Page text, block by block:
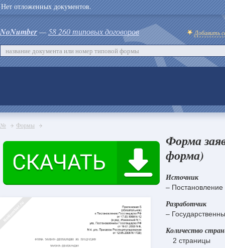
Нет отложенных документов.
NoNumber—58 260 типовых договоров Добавить
№ Формы
Форма
форма)
Источник
–
Разработчик
–
Количество
2 страницы